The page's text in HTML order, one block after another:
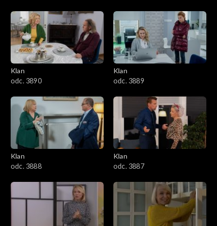
2901–3000
2801–2900
2701–2800
2501–2600
2401–2500
2301–2400
2201–2300
Klan
odc. 3890
Klan
odc. 3889
Klan
odc. 3888
Klan
odc. 3887